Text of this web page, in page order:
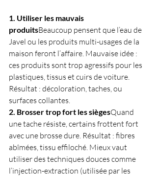
1. Utiliser les mauvais
produitsBeaucoup pensent que l’eau de
Javel ou les produits multi-usages de la
maison feront l’affaire. Mauvaise idée :
ces produits sont trop agressifs pour les
plastiques, tissus et cuirs de voiture.
Résultat : décoloration, taches, ou
surfaces collantes.
2. Brosser trop fort les siègesQuand
une tache résiste, certains frottent fort
avec une brosse dure. Résultat : fibres
abîmées, tissu effiloché. Mieux vaut
utiliser des techniques douces comme
l’injection-extraction (utilisée par les